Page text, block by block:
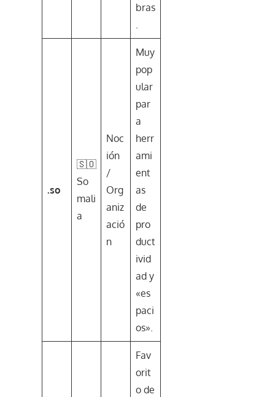
bras
.
.so
🇸🇴
So
mali
a
Noc
ión
/
Org
aniz
ació
n
Muy
pop
ular
par
a
herr
ami
ent
as
de
pro
duct
ivid
ad y
«es
paci
os».
Fav
orit
o de